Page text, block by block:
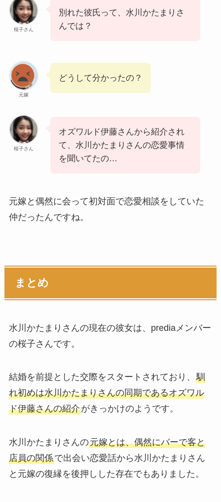
桜子さん
別れた彼氏って、水川かたまりさ
んでは？
元嫁
どうして分かったの？
桜子さん
オズワルド伊藤さんから紹介され
て、水川かたまりさんの恋愛事情
を聞いてたの…
元嫁と偶然に会って初対面で恋愛相談をしていた
仲だったんですね。
まとめ
水川かたまりさんの現在の彼女は、prediaメンバー
の桜子さんです。
結婚を前提とした交際をスタートされており、 馴
れ初めは水川かたまりさんの同期であるオズワル
ド伊藤さんの紹介がきっかけのようです。
水川かたまりさんの元嫁とは、偶然にバーで客と
店員の関係で出会い恋愛話から水川かたまりさん
と元嫁の復縁を後押しした存在でもありました。